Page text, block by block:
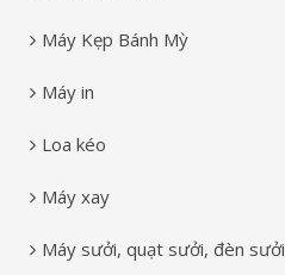
Máy Kẹp Bánh Mỳ
Máy in
Loa kéo
Máy xay
Máy sưởi, quạt sưởi, đèn sưởi